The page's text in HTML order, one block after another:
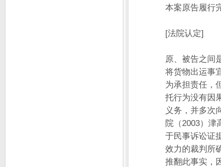
本案原告履行
[法院认定]
原、被告之间
将货物出运事
为承担责任，
托行为没有因
义务，并多次
院（2003）津
于民事诉讼证
效力的裁判所
推翻此事实，